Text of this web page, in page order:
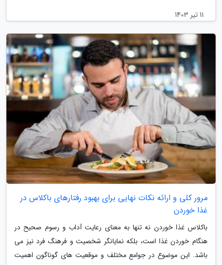
11 تیر 1403
مرور کلی و ارائه نکات نهایی برای بهبود رفتارهای باکلاس در
غذا خوردن
باکلاس غذا خوردن نه تنها به معنای رعایت آداب و رسوم صحیح در
هنگام خوردن غذا است، بلکه نمایانگر شخصیت و فرهنگ فرد نیز می
باشد. این موضوع در جوامع مختلف و موقعیت های گوناگون اهمیت